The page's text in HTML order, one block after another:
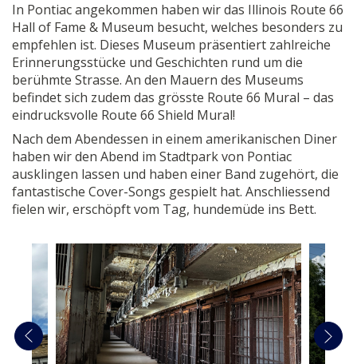
In Pontiac angekommen haben wir das Illinois Route 66
Hall of Fame & Museum besucht, welches besonders zu
empfehlen ist. Dieses Museum präsentiert zahlreiche
Erinnerungsstücke und Geschichten rund um die
berühmte Strasse. An den Mauern des Museums
befindet sich zudem das grösste Route 66 Mural – das
eindrucksvolle Route 66 Shield Mural!
Nach dem Abendessen in einem amerikanischen Diner
haben wir den Abend im Stadtpark von Pontiac
ausklingen lassen und haben einer Band zugehört, die
fantastische Cover-Songs gespielt hat. Anschliessend
fielen wir, erschöpft vom Tag, hundemüde ins Bett.